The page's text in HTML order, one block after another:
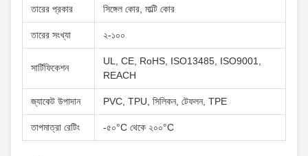
তারের প্রকার সিঙ্গেল কোর, মাল্টি কোর
তারের সংখ্যা ২-১০০
সার্টিফিকেশন
UL, CE, RoHS, ISO13485, ISO9001,
REACH
জ্যাকেট উপাদান PVC, TPU, সিলিকন, টেফলন, TPE
তাপমাত্রা রেটিং -৫০°C থেকে ২০০°C